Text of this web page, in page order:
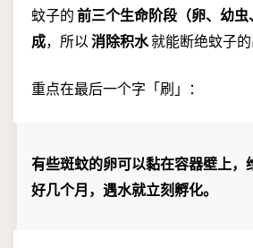
蚊子的 前三个生命阶段（卵、幼
成，所以 消除积水 就能断绝蚊子的
重点在最后一个字「刷」：
有些斑蚊的卵可以黏在容器壁上，
好几个月，遇水就立刻孵化。